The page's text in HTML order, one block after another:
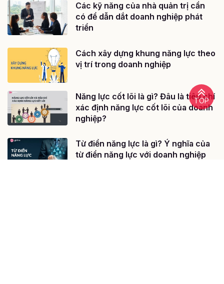
Các kỹ năng của nhà quản trị cần
có để dẫn dắt doanh nghiệp phát
triển
Cách xây dựng khung năng lực theo
vị trí trong doanh nghiệp
Năng lực cốt lõi là gì? Đâu là tiêu chí
xác định năng lực cốt lõi của doanh
nghiệp?
Từ điển năng lực là gì? Ý nghĩa của
từ điển năng lực với doanh nghiệp
TOP